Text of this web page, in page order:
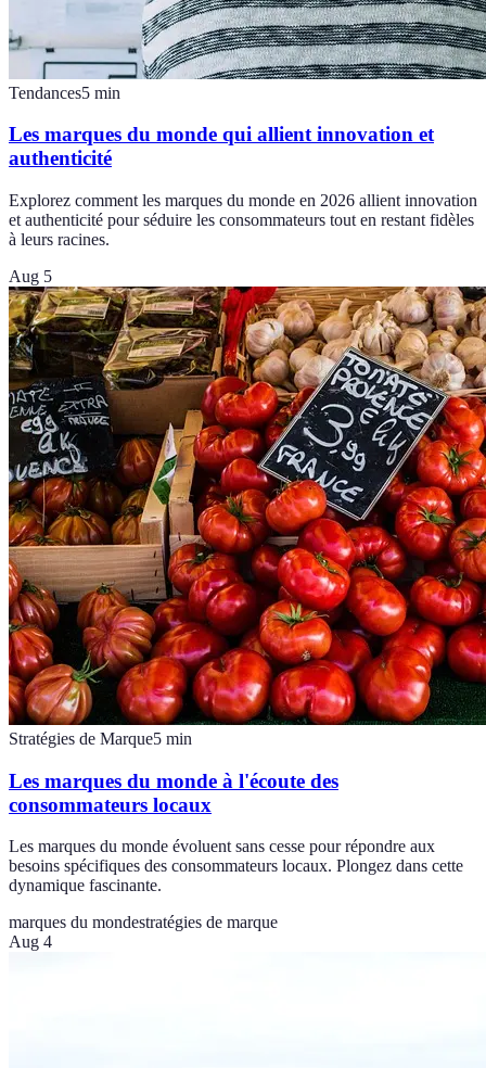
Tendances5 min
Les marques du monde qui allient innovation et
authenticité
Explorez comment les marques du monde en 2026 allient innovation
et authenticité pour séduire les consommateurs tout en restant fidèles
à leurs racines.
Aug 5
Stratégies de Marque5 min
Les marques du monde à l'écoute des
consommateurs locaux
Les marques du monde évoluent sans cesse pour répondre aux
besoins spécifiques des consommateurs locaux. Plongez dans cette
dynamique fascinante.
marques du mondestratégies de marque
Aug 4